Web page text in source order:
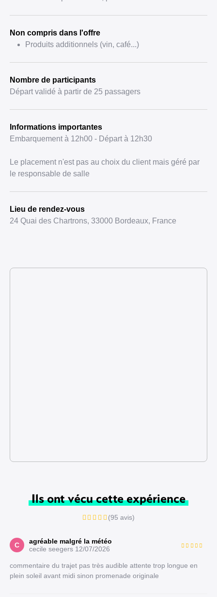
Non compris dans l'offre
Produits additionnels (vin, café...)
Nombre de participants
Départ validé à partir de 25 passagers
Informations importantes
Embarquement à 12h00 - Départ à 12h30
Le placement n'est pas au choix du client mais géré par
le responsable de salle
Lieu de rendez-vous
24 Quai des Chartrons, 33000 Bordeaux, France
Ils ont vécu cette expérience
(95 avis)
C
agréable malgré la météo
cecile seegers 12/07/2026
commentaire du trajet pas très audible attente trop longue en
plein soleil avant midi sinon promenade originale